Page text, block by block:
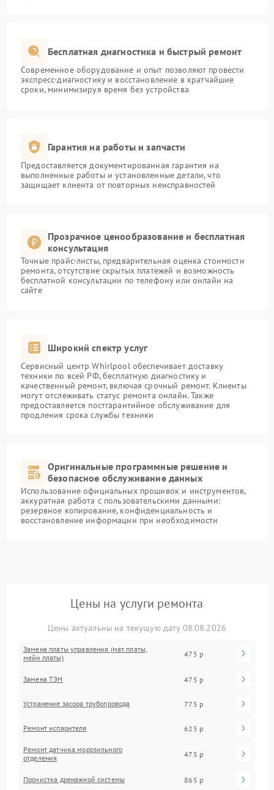
Бесплатная диагностика и быстрый ремонт
Современное оборудование и опыт позволяют провести
экспресс-диагностику и восстановление в кратчайшие
сроки, минимизируя время без устройства
Гарантия на работы и запчасти
Предоставляется документированная гарантия на
выполненные работы и установленные детали, что
защищает клиента от повторных неисправностей
Прозрачное ценообразование и бесплатная
консультация
Точные прайс-листы, предварительная оценка стоимости
ремонта, отсутствие скрытых платежей и возможность
бесплатной консультации по телефону или онлайн на
сайте
Широкий спектр услуг
Сервисный центр Whirlpool обеспечивает доставку
техники по всей РФ, бесплатную диагностику и
качественный ремонт, включая срочный ремонт. Клиенты
могут отслеживать статус ремонта онлайн. Также
предоставляется постгарантийное обслуживание для
продления срока службы техники
Оригинальные программные решение и
безопасное обслуживание данных
Использование официальных прошивок и инструментов,
аккуратная работа с пользовательскими данными:
резервное копирование, конфиденциальность и
восстановление информации при необходимости
Цены на услуги ремонта
Цены актуальны на текущую дату 08.08.2026
Замена платы управления (мат.платы,
мейн платы)
475 р
Замена ТЭН 475 р
Устранение засора трубопровода 775 р
Ремонт испарителя 625 р
Ремонт датчика морозильного
отделения
475 р
Прочистка дренажной системы 865 р